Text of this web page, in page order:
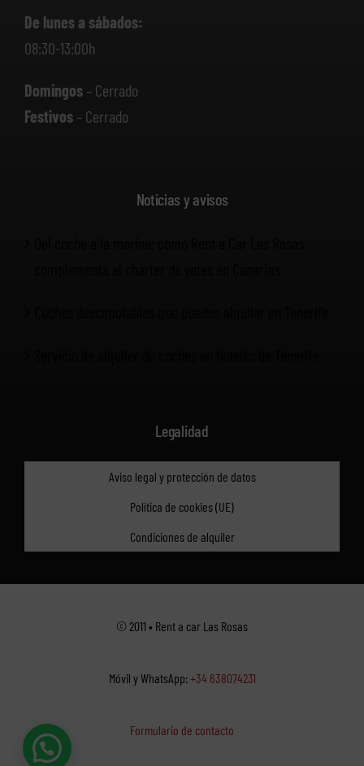
De lunes a sábados:
08:30-13:00h
Domingos– Cerrado
Festivos– Cerrado
Noticias y avisos
Legalidad
Aviso legal y protección de datos
Política de cookies (UE)
Condiciones de alquiler
© 2011 • Rent a car Las Rosas
Móvil y WhatsApp:+34 638074231
Formulario de contacto